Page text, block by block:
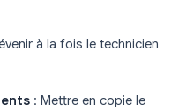
à la fois le technicien
: Mettre en copie le